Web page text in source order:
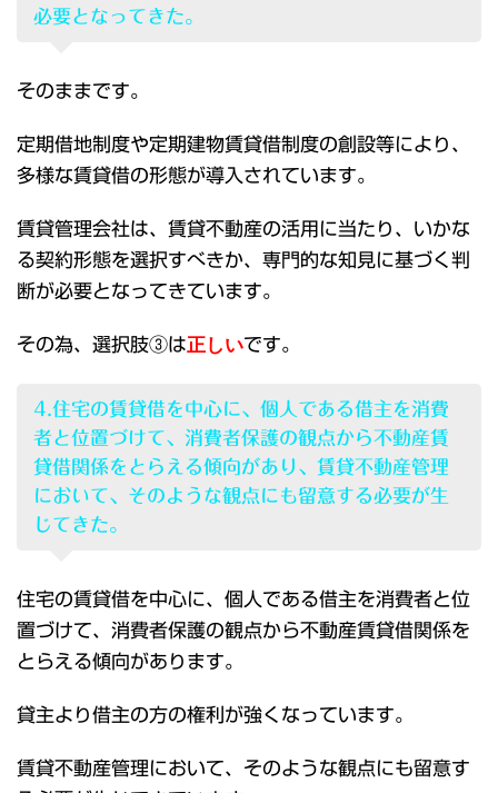
必要となってきた。
そのままです。
定期借地制度や定期建物賃貸借制度の創設等により、
多様な賃貸借の形態が導入されています。
賃貸管理会社は、賃貸不動産の活用に当たり、いかな
る契約形態を選択すべきか、専門的な知見に基づく判
断が必要となってきています。
その為、選択肢③は正しいです。
4.住宅の賃貸借を中心に、個人である借主を消費
者と位置づけて、消費者保護の観点から不動産賃
貸借関係をとらえる傾向があり、賃貸不動産管理
において、そのような観点にも留意する必要が生
じてきた。
住宅の賃貸借を中心に、個人である借主を消費者と位
置づけて、消費者保護の観点から不動産賃貸借関係を
とらえる傾向があります。
貸主より借主の方の権利が強くなっています。
賃貸不動産管理において、そのような観点にも留意す